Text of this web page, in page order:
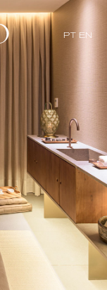
PT EN